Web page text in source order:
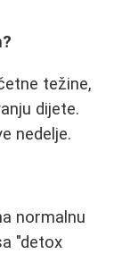
težine,
dijete.
nedelje.
normalnu
"detox